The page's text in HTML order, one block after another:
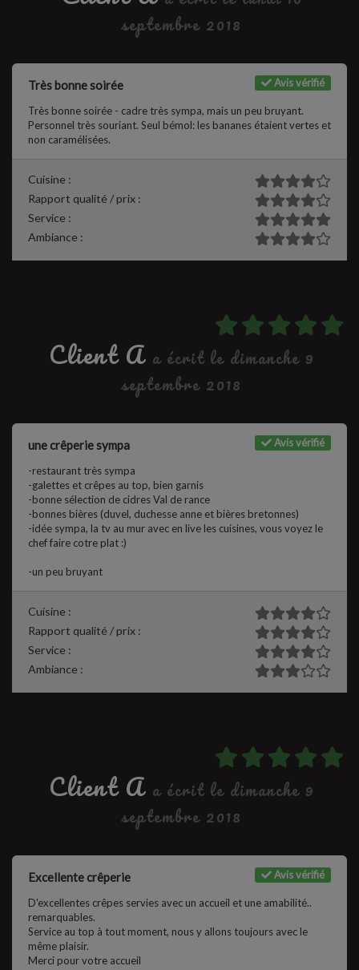
septembre 2018
Avis vérifié
Très bonne soirée
Très bonne soirée - cadre très sympa, mais un peu bruyant.
Personnel très souriant. Seul bémol: les bananes étaient vertes et
non caramélisées.
Cuisine :
Rapport qualité / prix :
Service :
Ambiance :
Client A a écrit le dimanche 9
septembre 2018
Avis vérifié
une crêperie sympa
-restaurant très sympa
-galettes et crêpes au top, bien garnis
-bonne sélection de cidres Val de rance
-bonnes bières (duvel, duchesse anne et bières bretonnes)
-idée sympa, la tv au mur avec en live les cuisines, vous voyez le
chef faire cotre plat :)
-un peu bruyant
Cuisine :
Rapport qualité / prix :
Service :
Ambiance :
Client A a écrit le dimanche 9
septembre 2018
Avis vérifié
Excellente crêperie
D'excellentes crêpes servies avec un accueil et une amabilité..
remarquables.
Service au top à tout moment, nous y allons toujours avec le
même plaisir.
Merci pour votre accueil